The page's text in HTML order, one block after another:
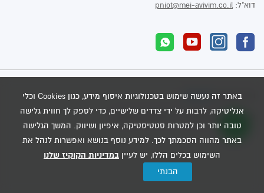
דוא"ל: pniot@mei-avivim.co.il
כל הזכויות שמורות - מי אביבים 2020
בניית אתרים Dooble
באתר זה נעשה שימוש בטכנולוגיות איסוף מידע, כגון Cookies וכלי
אנליטיקה, לרבות על ידי צדדים שלישיים, כדי לספק לך חווית גלישה
טובה יותר וכן למטרות סטטיסטיקה, איפיון ושיווק. המשך הגלישה
באתר מהווה הסכמתך לכך. למידע נוסף בנושא ואפשרות לנהל את
השימוש בכלים הללו, יש לעיין במדיניות הקוקיז שלנו
הבנתי